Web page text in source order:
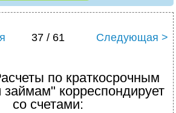
37 / 61 Следующая >
по краткосрочным
займам" корреспондирует
со счетами: